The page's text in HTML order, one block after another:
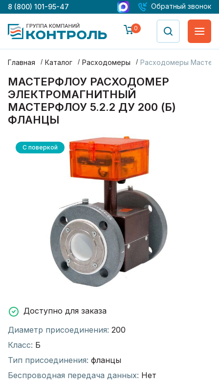
8 (800) 101-95-47 Обратный звонок
0
Главная Каталог Расходомеры Расходомеры
МАСТЕРФЛОУ РАСХОДОМЕР
ЭЛЕКТРОМАГНИТНЫЙ
МАСТЕРФЛОУ 5.2.2 ДУ 200 (Б)
ФЛАНЦЫ
С поверкой
Доступно для заказа
Диаметр присоединения: 200
Класс: Б
Тип присоединения: фланцы
Беспроводная передача данных: Нет